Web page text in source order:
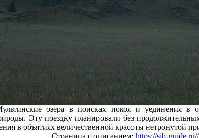
озера в поисках покоя и уединения в
Эту поездку планировали без
в объятиях величественной красоты нетронутой